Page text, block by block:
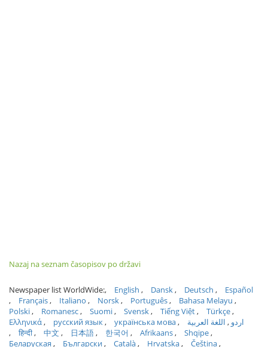
Nazaj na seznam časopisov po državi
Newspaper list WorldWide: English Dansk Deutsch
Español
Français
Italiano Norsk Português
Bahasa Melayu
Polski
Romanesc Suomi Svensk Tiếng Việt
Türkçe
Ελληνικά
русский язык українська мова اردو
اللغة العربية
हिन्दी
中文 日本語 한국어 Afrikaans
Shqipe
Беларуская
Български Català Hrvatska Čeština